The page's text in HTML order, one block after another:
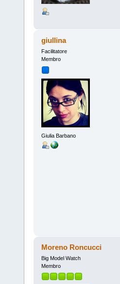
giullina
Facilitatore
Membro
Giulia Barbano
Moreno Roncucci
Big Model Watch
Membro